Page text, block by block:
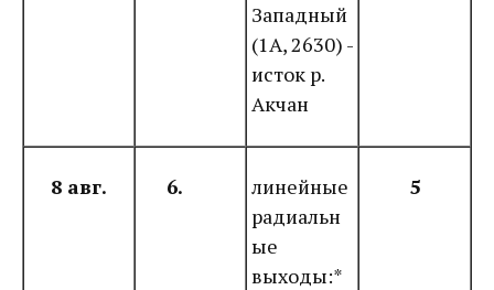
Западный
(1А, 2630) -
исток р.
Акчан
8 авг. 6.
линейные
радиальн
ые
выходы:*
5